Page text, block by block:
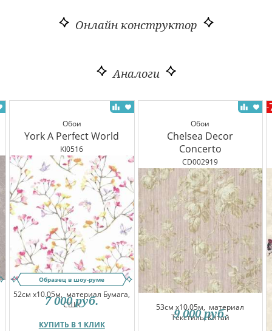
Онлайн конструктор
Аналоги
Обои
York A Perfect World
KI0516
Образец в шоу-руме
52см x10.05м, материал Бумага,
США
КУПИТЬ В 1 КЛИК
7 000 руб.
Обои
Chelsea Decor
Concerto
CD002919
53см x10.05м, материал
Текстиль, Китай
9 000 руб.
-